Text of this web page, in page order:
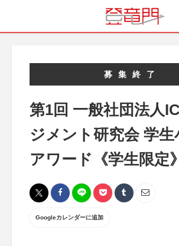
募集終了
第1回 一般社団法人
ジメント研究会 学生
アワード《学生限定
Googleカレンダーに追加